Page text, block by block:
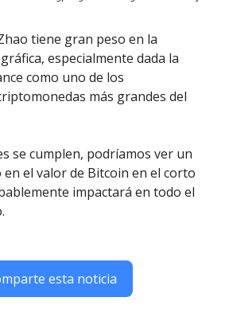
tiene gran peso en la
especialmente dada la
como uno de los
más grandes del
se cumplen, podríamos ver un
el valor de Bitcoin en el corto
impactará en todo el
esta noticia